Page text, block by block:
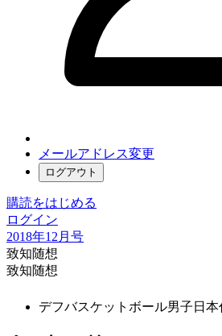
メールアドレス変更
ログアウト
購読をはじめる
ログイン
2018年12月号
致知随想
致知随想
デフバスケットボール男子日本